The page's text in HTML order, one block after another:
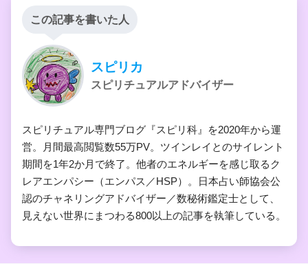
この記事を書いた人
スピリカ
スピリチュアルアドバイザー
スピリチュアル専門ブログ『スピリ科』を2020年から運
営。月間最高閲覧数55万PV。ツインレイとのサイレント
期間を1年2か月で終了。他者のエネルギーを感じ取るク
レアエンパシー（エンパス／HSP）。日本占い師協会公
認のチャネリングアドバイザー／数秘術鑑定士として、
見えない世界にまつわる800以上の記事を執筆している。